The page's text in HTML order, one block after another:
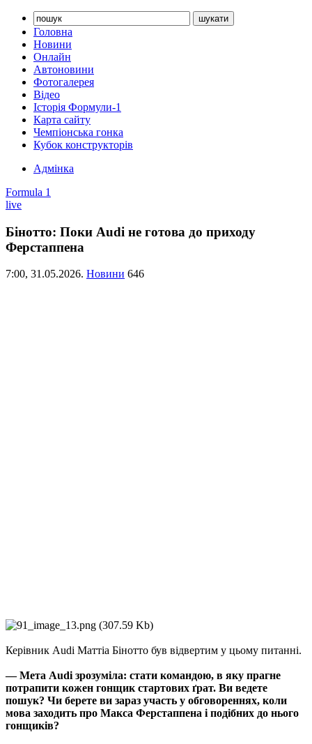
Головна
Новини
Онлайн
Автоновини
Фотогалерея
Відео
Історія Формули-1
Карта сайту
Чемпіонська гонка
Кубок конструкторів
Адмінка
Formula 1
live
Бінотто: Поки Audi не готова до приходу
Ферстаппена
7:00, 31.05.2026. Новини 646
Керівник Audi Маттіа Бінотто був відвертим у цьому питанні.
— Мета Audi зрозуміла: стати командою, в яку прагне
потрапити кожен гонщик стартових ґрат. Ви ведете
пошук? Чи берете ви зараз участь у обговореннях, коли
мова заходить про Макса Ферстаппена і подібних до нього
гонщиків?